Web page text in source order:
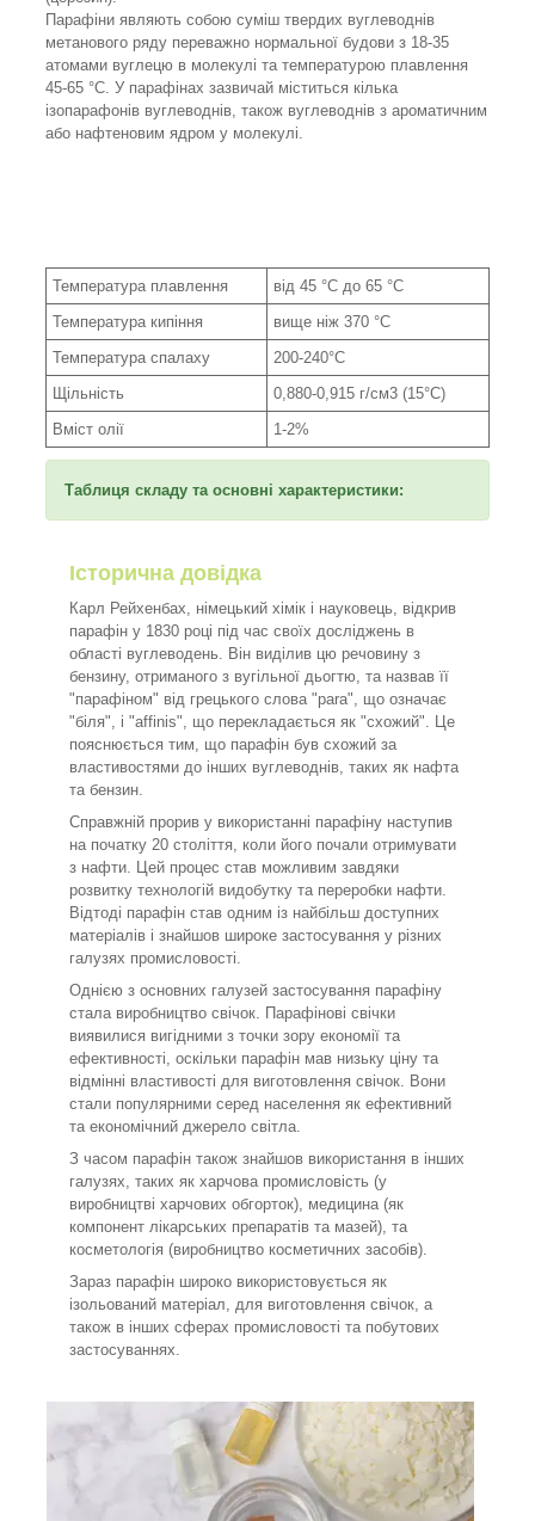
Історична довідка
Карл Рейхенбах, німецький хімік і науковець, відкрив
парафін у 1830 році під час своїх досліджень в
області вуглеводень. Він виділив цю речовину з
бензину, отриманого з вугільної дьогтю, та назвав її
"парафіном" від грецького слова "para", що означає
"біля", і "affinis", що перекладається як "схожий". Це
пояснюється тим, що парафін був схожий за
властивостями до інших вуглеводнів, таких як нафта
та бензин.
Справжній прорив у використанні парафіну наступив
на початку 20 століття, коли його почали отримувати
з нафти. Цей процес став можливим завдяки
розвитку технологій видобутку та переробки нафти.
Відтоді парафін став одним із найбільш доступних
матеріалів і знайшов широке застосування у різних
галузях промисловості.
Однією з основних галузей застосування парафіну
стала виробництво свічок. Парафінові свічки
виявилися вигідними з точки зору економії та
ефективності, оскільки парафін мав низьку ціну та
відмінні властивості для виготовлення свічок. Вони
стали популярними серед населення як ефективний
та економічний джерело світла.
З часом парафін також знайшов використання в інших
галузях, таких як харчова промисловість (у
виробництві харчових обгорток), медицина (як
компонент лікарських препаратів та мазей), та
косметологія (виробництво косметичних засобів).
Зараз парафін широко використовується як
ізольований матеріал, для виготовлення свічок, а
також в інших сферах промисловості та побутових
застосуваннях.
Таблиця складу та основні характеристики:
Температура плавлення
від 45 °C до 65 °C
Температура кипіння
вище ніж 370 °C
Температура спалаху
200-240°C
Щільність
0,880-0,915 г/см3 (15°C)
Вміст олії
1-2%
Парафіни являють собою суміш твердих вуглеводнів
метанового ряду переважно нормальної будови з 18-35
атомами вуглецю в молекулі та температурою плавлення
45-65 °C. У парафінах зазвичай міститься кілька
ізопарафонів вуглеводнів, також вуглеводнів з ароматичним
або нафтеновим ядром у молекулі.